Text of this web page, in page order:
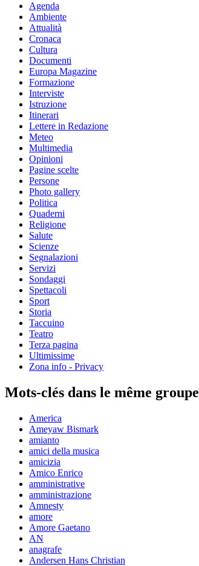
Agenda
Ambiente
Attualità
Cronaca
Cultura
Documenti
Europa Magazine
Formazione
Interviste
Istruzione
Itinerari
Lettere in Redazione
Meteo
Multimedia
Opinioni
Pagine scelte
Persone
Photo gallery
Politica
Quaderni
Religione
Salute
Scienze
Segnalazioni
Servizi
Sondaggi
Spettacoli
Sport
Storia
Taccuino
Teatro
Terza pagina
Ultimissime
Zona info - Privacy
Mots-clés dans le même groupe
America
Ameyaw Bismark
amianto
amici della musica
amicizia
Amico Enrico
amministrative
amministrazione
Amnesty
amore
Amore Gaetano
AN
anagrafe
Andersen Hans Christian